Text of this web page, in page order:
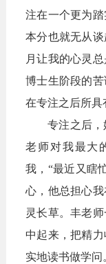
注在一个更为踏
本分也就无从
月让我的心灵
博士生阶段的
在专注之后所具
专注之后
老师对我最大
我，“最近又瞎
心，他总担心
灵长草。丰老
中起来，把精
实地读书做学问